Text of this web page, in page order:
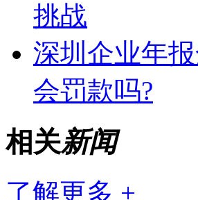
挑战
深圳企业年
会罚款吗?
相关新闻
了解更多 +